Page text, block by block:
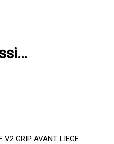
Ajouter Au Panier
V2 GRIP AVANT LIEGE